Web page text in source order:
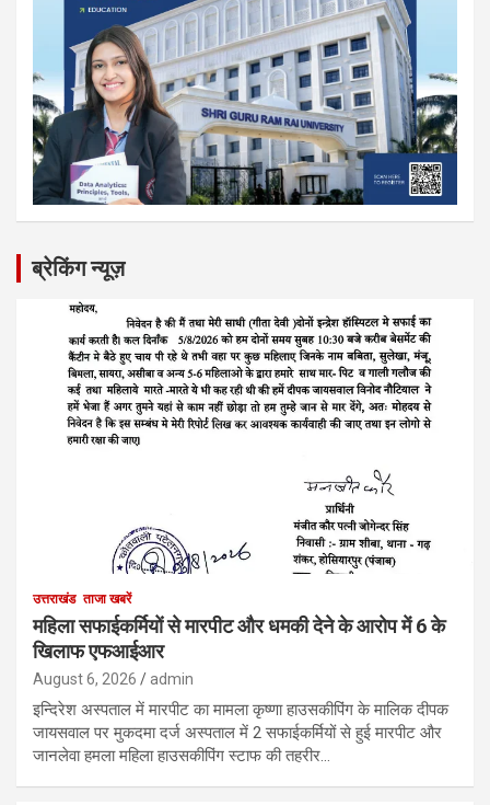
ब्रेकिंग न्यूज़
उत्तराखंड ताजा खबरें
महिला सफाईकर्मियों से मारपीट और धमकी देने के आरोप में 6 के
खिलाफ एफआईआर
August 6, 2026 admin
इन्दिरेश अस्पताल में मारपीट का मामला कृष्णा हाउसकीपिंग के मालिक दीपक
जायसवाल पर मुकदमा दर्ज अस्पताल में 2 सफाईकर्मियों से हुई मारपीट और
जानलेवा हमला महिला हाउसकीपिंग स्टाफ की तहरीर…